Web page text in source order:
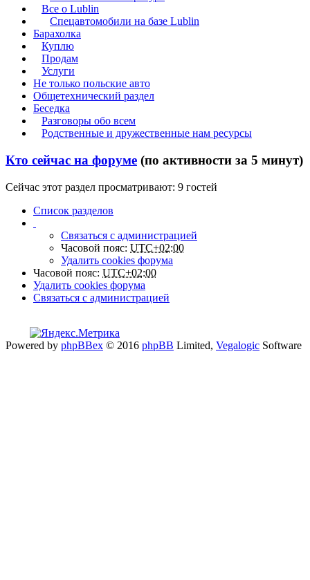
Все о Lublin
Спецавтомобили на базе Lublin
Барахолка
Куплю
Продам
Услуги
Не только польские авто
Общетехнический раздел
Беседка
Разговоры обо всем
Родственные и дружественные нам ресурсы
Кто сейчас на форуме (по активности за 5 минут)
Сейчас этот раздел просматривают: 9 гостей
Список разделов
Связаться с администрацией
Часовой пояс: UTC+02:00
Удалить cookies форума
Часовой пояс: UTC+02:00
Удалить cookies форума
Связаться с администрацией
Powered by phpBBex © 2016 phpBB Limited, Vegalogic Software